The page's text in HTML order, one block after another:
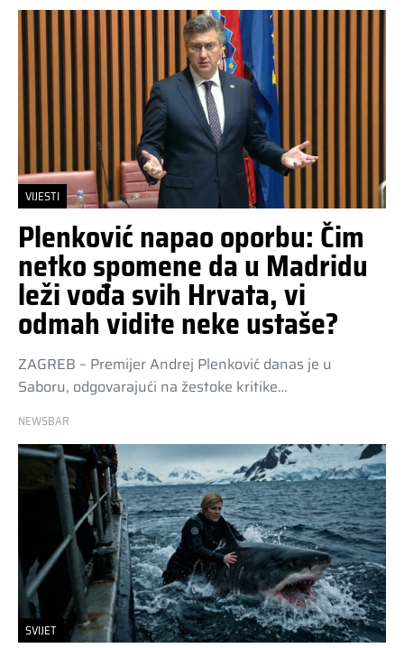
VIJESTI
Plenković napao oporbu: Čim
netko spomene da u Madridu
leži vođa svih Hrvata, vi
odmah vidite neke ustaše?
ZAGREB – Premijer Andrej Plenković danas je u
Saboru, odgovarajući na žestoke kritike…
NEWSBAR
SVIJET